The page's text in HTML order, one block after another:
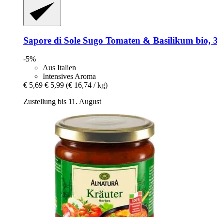
Sapore di Sole Sugo Tomaten & Basilikum bio,
-5%
Aus Italien
Intensives Aroma
€ 5,69 € 5,99 (€ 16,74 / kg)
Zustellung bis 11. August